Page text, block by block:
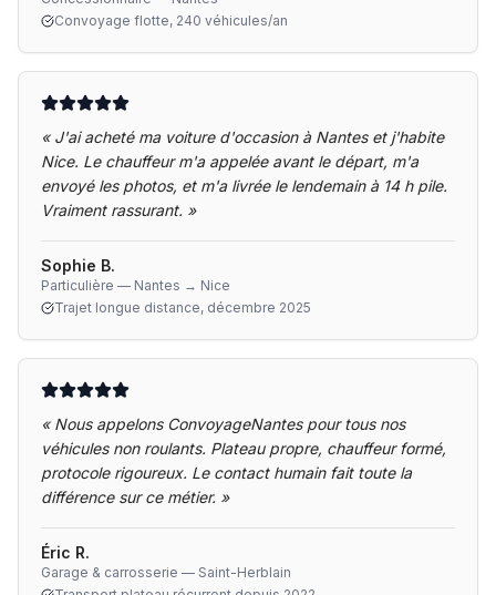
Convoyage flotte, 240 véhicules/an
« J'ai acheté ma voiture d'occasion à Nantes et j'habite
Nice. Le chauffeur m'a appelée avant le départ, m'a
envoyé les photos, et m'a livrée le lendemain à 14 h pile.
Vraiment rassurant. »
Sophie B.
Particulière — Nantes → Nice
Trajet longue distance, décembre 2025
« Nous appelons ConvoyageNantes pour tous nos
véhicules non roulants. Plateau propre, chauffeur formé,
protocole rigoureux. Le contact humain fait toute la
différence sur ce métier. »
Éric R.
Garage & carrosserie — Saint-Herblain